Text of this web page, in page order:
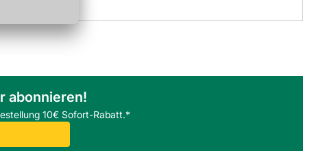
abonnieren!
10€ Sofort-Rabatt.*